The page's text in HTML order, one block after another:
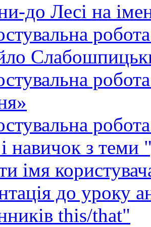
до Лесі на
навичок з теми
імя
до уроку
this/that"